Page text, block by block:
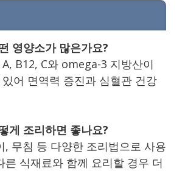
영양소가 많은가요?
B12, C와 omega-3 지방산이
어 면역력 증진과 심혈관 건강
게 조리하면 좋나요?
, 무침 등 다양한 조리법으로 사용
른 식재료와 함께 요리할 경우 더